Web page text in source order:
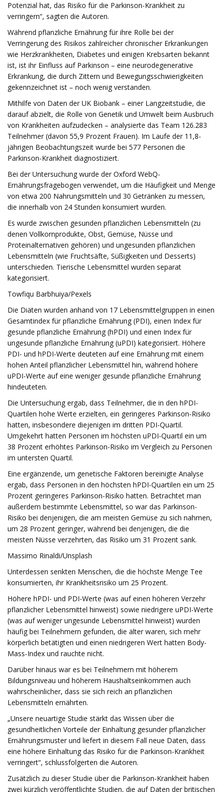
Potenzial hat, das Risiko für die Parkinson-Krankheit zu
verringern“, sagten die Autoren.
Während pflanzliche Ernährung für ihre Rolle bei der
Verringerung des Risikos zahlreicher chronischer Erkrankungen
wie Herzkrankheiten, Diabetes und einigen Krebsarten bekannt
ist, ist ihr Einfluss auf Parkinson – eine neurodegenerative
Erkrankung, die durch Zittern und Bewegungsschwierigkeiten
gekennzeichnet ist – noch wenig verstanden.
Mithilfe von Daten der UK Biobank – einer Langzeitstudie, die
darauf abzielt, die Rolle von Genetik und Umwelt beim Ausbruch
von Krankheiten aufzudecken – analysierte das Team 126.283
Teilnehmer (davon 55,9 Prozent Frauen). Im Laufe der 11,8-
jährigen Beobachtungszeit wurde bei 577 Personen die
Parkinson-Krankheit diagnostiziert.
Bei der Untersuchung wurde der Oxford WebQ-
Ernährungsfragebogen verwendet, um die Häufigkeit und Menge
von etwa 200 Nahrungsmitteln und 30 Getränken zu messen,
die innerhalb von 24 Stunden konsumiert wurden.
Es wurde zwischen gesunden pflanzlichen Lebensmitteln (zu
denen Vollkornprodukte, Obst, Gemüse, Nüsse und
Proteinalternativen gehören) und ungesunden pflanzlichen
Lebensmitteln (wie Fruchtsäfte, Süßigkeiten und Desserts)
unterschieden. Tierische Lebensmittel wurden separat
kategorisiert.
Towfiqu Barbhuiya/Pexels
Die Diäten wurden anhand von 17 Lebensmittelgruppen in einen
Gesamtindex für pflanzliche Ernährung (PDI), einen Index für
gesunde pflanzliche Ernährung (hPDI) und einen Index für
ungesunde pflanzliche Ernährung (uPDI) kategorisiert. Höhere
PDI- und hPDI-Werte deuteten auf eine Ernährung mit einem
hohen Anteil pflanzlicher Lebensmittel hin, während höhere
uPDI-Werte auf eine weniger gesunde pflanzliche Ernährung
hindeuteten.
Die Untersuchung ergab, dass Teilnehmer, die in den hPDI-
Quartilen hohe Werte erzielten, ein geringeres Parkinson-Risiko
hatten, insbesondere diejenigen im dritten PDI-Quartil.
Umgekehrt hatten Personen im höchsten uPDI-Quartil ein um
38 Prozent erhöhtes Parkinson-Risiko im Vergleich zu Personen
im untersten Quartil.
Eine ergänzende, um genetische Faktoren bereinigte Analyse
ergab, dass Personen in den höchsten hPDI-Quartilen ein um 25
Prozent geringeres Parkinson-Risiko hatten. Betrachtet man
außerdem bestimmte Lebensmittel, so war das Parkinson-
Risiko bei denjenigen, die am meisten Gemüse zu sich nahmen,
um 28 Prozent geringer, während bei denjenigen, die die
meisten Nüsse verzehrten, das Risiko um 31 Prozent sank.
Massimo Rinaldi/Unsplash
Unterdessen senkten Menschen, die die höchste Menge Tee
konsumierten, ihr Krankheitsrisiko um 25 Prozent.
Höhere hPDI- und PDI-Werte (was auf einen höheren Verzehr
pflanzlicher Lebensmittel hinweist) sowie niedrigere uPDI-Werte
(was auf weniger ungesunde Lebensmittel hinweist) wurden
häufig bei Teilnehmern gefunden, die älter waren, sich mehr
körperlich betätigten und einen niedrigeren Wert hatten Body-
Mass-Index und rauchte nicht.
Darüber hinaus war es bei Teilnehmern mit höherem
Bildungsniveau und höherem Haushaltseinkommen auch
wahrscheinlicher, dass sie sich reich an pflanzlichen
Lebensmitteln ernährten.
„Unsere neuartige Studie stärkt das Wissen über die
gesundheitlichen Vorteile der Einhaltung gesunder pflanzlicher
Ernährungsmuster und liefert in diesem Fall neue Daten, dass
eine höhere Einhaltung das Risiko für die Parkinson-Krankheit
verringert“, schlussfolgerten die Autoren.
Zusätzlich zu dieser Studie über die Parkinson-Krankheit haben
zwei kürzlich veröffentlichte Studien, die auf Daten der britischen